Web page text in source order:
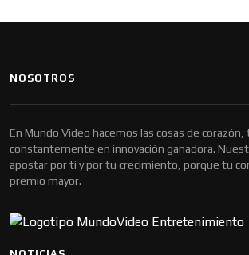
NOSOTROS
En Mundo Video hacemos las cosas de corazón,
constantemente en innovación ganadora.
apostar por ti y por tu crecimiento, porque tu
premio mayor.